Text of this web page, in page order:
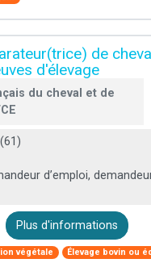
de
d'élevage
du cheval et de
(61)
d’emploi,
Plus d'informations
végétale
Élevage bovin ou